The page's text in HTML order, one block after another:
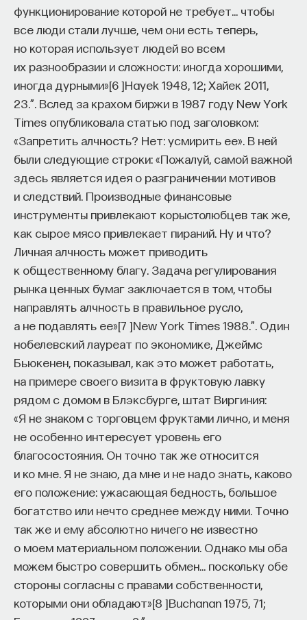
функционирование которой не требует… чтобы
все люди стали лучше, чем они есть теперь,
но которая использует людей во всем
их разнообразии и сложности: иногда хорошими,
иногда дурными»[6]Hayek 1948, 12; Хайек 2011,
23.” . Вслед за крахом биржи в 1987 году New York
Times опубликовала статью под заголовком:
«Запретить алчность? Нет: усмирить ее». В ней
были следующие строки: «Пожалуй, самой важной
здесь является идея о разграничении мотивов
и следствий. Производные финансовые
инструменты привлекают корыстолюбцев так же,
как сырое мясо привлекает пираний. Ну и что?
Личная алчность может приводить
к общественному благу. Задача регулирования
рынка ценных бумаг заключается в том, чтобы
направлять алчность в правильное русло,
а не подавлять ее»[7 ]New York Times 1988.” . Один
нобелевский лауреат по экономике, Джеймс
Бьюкенен, показывал, как это может работать,
на примере своего визита в фруктовую лавку
рядом с домом в Блэксбурге, штат Виргиния:
«Я не знаком с торговцем фруктами лично, и меня
не особенно интересует уровень его
благосостояния. Он точно так же относится
и ко мне. Я не знаю, да мне и не надо знать, каково
его положение: ужасающая бедность, большое
богатство или нечто среднее между ними. Точно
так же и ему абсолютно ничего не известно
о моем материальном положении. Однако мы оба
можем быстро совершить обмен… поскольку обе
стороны согласны с правами собственности,
которыми они обладают»[8 ]Buchanan 1975, 71;